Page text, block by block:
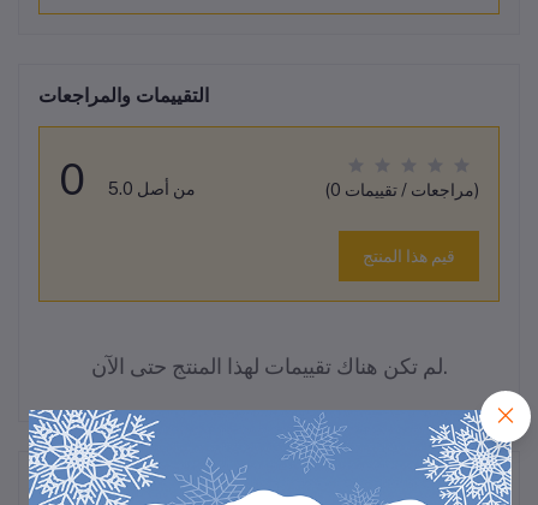
التقييمات والمراجعات
0 من أصل 5.0 (0 مراجعات / تقييمات)
قيم هذا المنتج
لم تكن هناك تقييمات لهذا المنتج حتى الآن.
وصف